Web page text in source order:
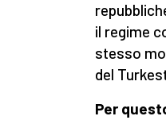
il regime
stesso
del
Per